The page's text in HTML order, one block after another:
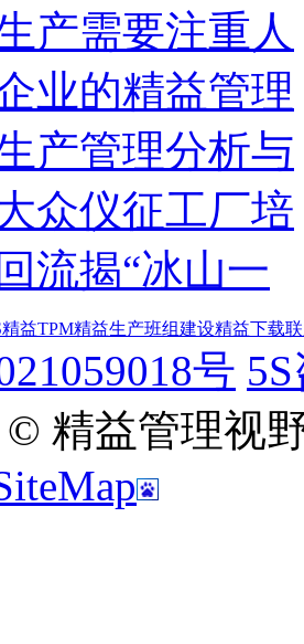
产需要注重人
业的精益管理
产管理分析与
众仪征工厂培
流揭“冰山一
精益TPM精益生产班组建设精益下载
号
精益管理视